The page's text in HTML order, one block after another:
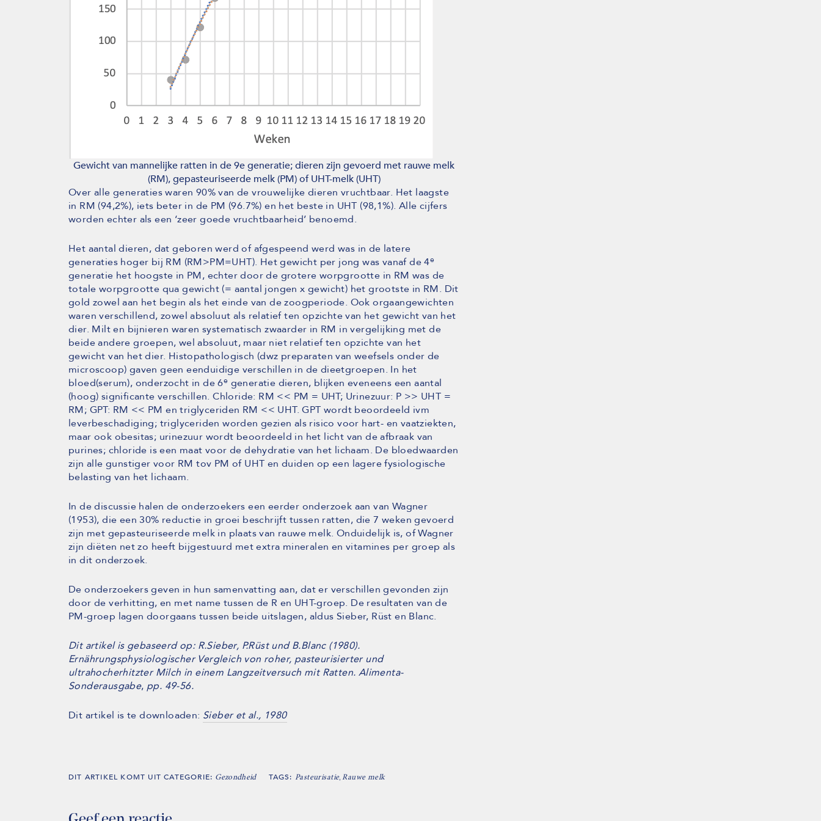
Gewicht van mannelijke ratten in de 9e generatie; dieren zijn gevoerd met rauwe melk
(RM), gepasteuriseerde melk (PM) of UHT-melk (UHT)
Over alle generaties waren 90% van de vrouwelijke dieren vruchtbaar. Het laagste
in RM (94,2%), iets beter in de PM (96.7%) en het beste in UHT (98,1%). Alle cijfers
worden echter als een ‘zeer goede vruchtbaarheid’ benoemd.
Het aantal dieren, dat geboren werd of afgespeend werd was in de latere
generaties hoger bij RM (RM>PM=UHT). Het gewicht per jong was vanaf de 4e
generatie het hoogste in PM, echter door de grotere worpgrootte in RM was de
totale worpgrootte qua gewicht (= aantal jongen x gewicht) het grootste in RM. Dit
gold zowel aan het begin als het einde van de zoogperiode. Ook orgaangewichten
waren verschillend, zowel absoluut als relatief ten opzichte van het gewicht van het
dier. Milt en bijnieren waren systematisch zwaarder in RM in vergelijking met de
beide andere groepen, wel absoluut, maar niet relatief ten opzichte van het
gewicht van het dier. Histopathologisch (dwz preparaten van weefsels onder de
microscoop) gaven geen eenduidige verschillen in de dieetgroepen. In het
bloed(serum), onderzocht in de 6e generatie dieren, blijken eveneens een aantal
(hoog) significante verschillen. Chloride: RM << PM = UHT; Urinezuur: P >> UHT =
RM; GPT: RM << PM en triglyceriden RM << UHT. GPT wordt beoordeeld ivm
leverbeschadiging; triglyceriden worden gezien als risico voor hart- en vaatziekten,
maar ook obesitas; urinezuur wordt beoordeeld in het licht van de afbraak van
purines; chloride is een maat voor de dehydratie van het lichaam. De bloedwaarden
zijn alle gunstiger voor RM tov PM of UHT en duiden op een lagere fysiologische
belasting van het lichaam.
In de discussie halen de onderzoekers een eerder onderzoek aan van Wagner
(1953), die een 30% reductie in groei beschrijft tussen ratten, die 7 weken gevoerd
zijn met gepasteuriseerde melk in plaats van rauwe melk. Onduidelijk is, of Wagner
zijn diëten net zo heeft bijgestuurd met extra mineralen en vitamines per groep als
in dit onderzoek.
De onderzoekers geven in hun samenvatting aan, dat er verschillen gevonden zijn
door de verhitting, en met name tussen de R en UHT-groep. De resultaten van de
PM-groep lagen doorgaans tussen beide uitslagen, aldus Sieber, Rüst en Blanc.
Dit artikel is gebaseerd op: R.Sieber, P.Rüst und B.Blanc (1980).
Ernährungsphysiologischer Vergleich von roher, pasteurisierter und
ultrahocherhitzter Milch in einem Langzeitversuch mit Ratten. Alimenta-
Sonderausgabe, pp. 49-56.
Dit artikel is te downloaden: Sieber et al., 1980
DIT ARTIKEL KOMT UIT CATEGORIE: Gezondheid TAGS: Pasteurisatie,Rauwe melk